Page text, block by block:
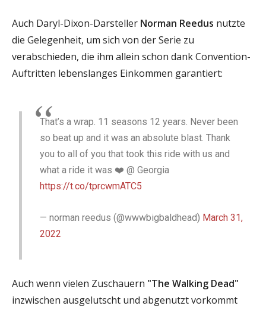
Auch Daryl-Dixon-Darsteller Norman Reedus nutzte
die Gelegenheit, um sich von der Serie zu
verabschieden, die ihm allein schon dank Convention-
Auftritten lebenslanges Einkommen garantiert:
That’s a wrap. 11 seasons 12 years. Never been
so beat up and it was an absolute blast. Thank
you to all of you that took this ride with us and
what a ride it was ❤️ @ Georgia
https://t.co/tprcwmATC5
— norman reedus (@wwwbigbaldhead) March 31,
2022
Auch wenn vielen Zuschauern "The Walking Dead"
inzwischen ausgelutscht und abgenutzt vorkommt